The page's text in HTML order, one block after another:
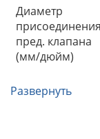
Диаметр
присоединения
пред. клапана
(мм/дюйм)
Развернуть